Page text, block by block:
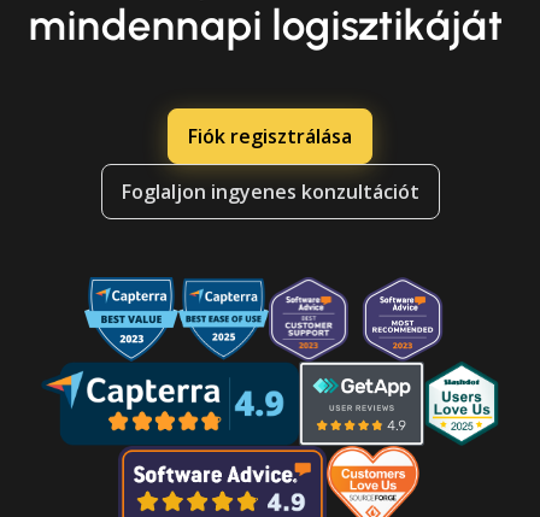
mindennapi logisztikáját
Fiók regisztrálása
Foglaljon ingyenes konzultációt